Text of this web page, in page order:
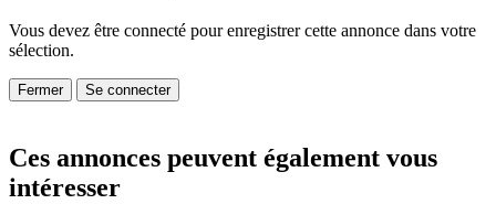
Vous devez être connecté pour enregistrer cette annonce dans votre
sélection.
Fermer Se connecter
Ces annonces peuvent également vous
intéresser